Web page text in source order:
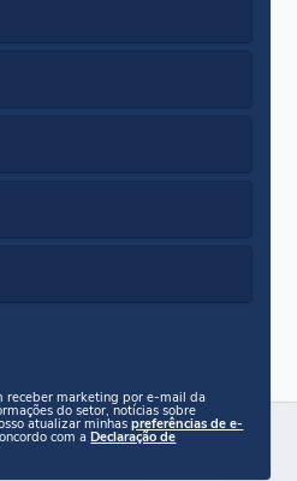
receber marketing por e-mail da
do setor, notícias sobre
atualizar minhaspreferências de e-
com aDeclaração de